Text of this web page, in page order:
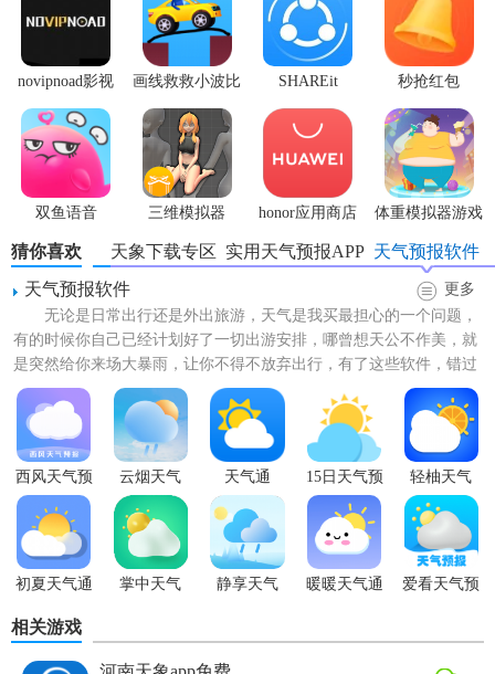
【河南天象用法】
1. 在搜索框中输入关键词，可以快速查找相关的景点和信
息。
2. 在地图
页面上，可以点击不同的景点标记，查看该景点的
详细信息。
3. 可以设置个性化的 提醒
，以便及时获取重要的旅游指南和
天气预报。
novipnoad影视
平台手机版
画线救救小波比
最新版
SHAREit
秒抢红包
app2.7.3
双鱼语音
三维模拟器
1.5.23
honor应用商店 体重模拟器游戏
猜你喜欢 天气预报软件
实用天气预报APP
河南天象下载专区
天气预报软件
更多
无论是日常出行还是外出旅游，天气是我买最担心的一个问题，
有的时候你自己已经计划好了一切出游安排，哪曾想天公不作美，就
是突然给你来场大暴雨，让你不得不放弃出行，有了这些软件，错过
了天气预报的播报也没有关...
西风天气预
报
云烟天气 天气通
15日天气预
报
轻柚天气
初夏天气通 掌中天气 静享天气 暖暖天气通
爱看天气预
相关游戏